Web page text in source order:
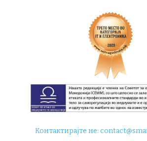
Контактирајте не: